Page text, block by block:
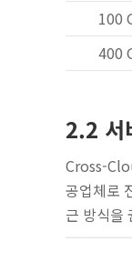
100
400
2.2 서
Cross-
공업체로
근 방식을